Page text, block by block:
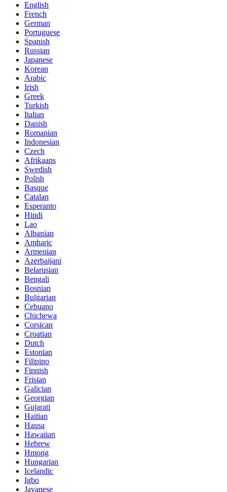
English
French
German
Portuguese
Spanish
Russian
Japanese
Korean
Arabic
Irish
Greek
Turkish
Italian
Danish
Romanian
Indonesian
Czech
Afrikaans
Swedish
Polish
Basque
Catalan
Esperanto
Hindi
Lao
Albanian
Amharic
Armenian
Azerbaijani
Belarusian
Bengali
Bosnian
Bulgarian
Cebuano
Chichewa
Corsican
Croatian
Dutch
Estonian
Filipino
Finnish
Frisian
Galician
Georgian
Gujarati
Haitian
Hausa
Hawaiian
Hebrew
Hmong
Hungarian
Icelandic
Igbo
Javanese